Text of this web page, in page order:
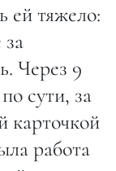
ей тяжело:
Через 9
сути, за
карточкой
работа